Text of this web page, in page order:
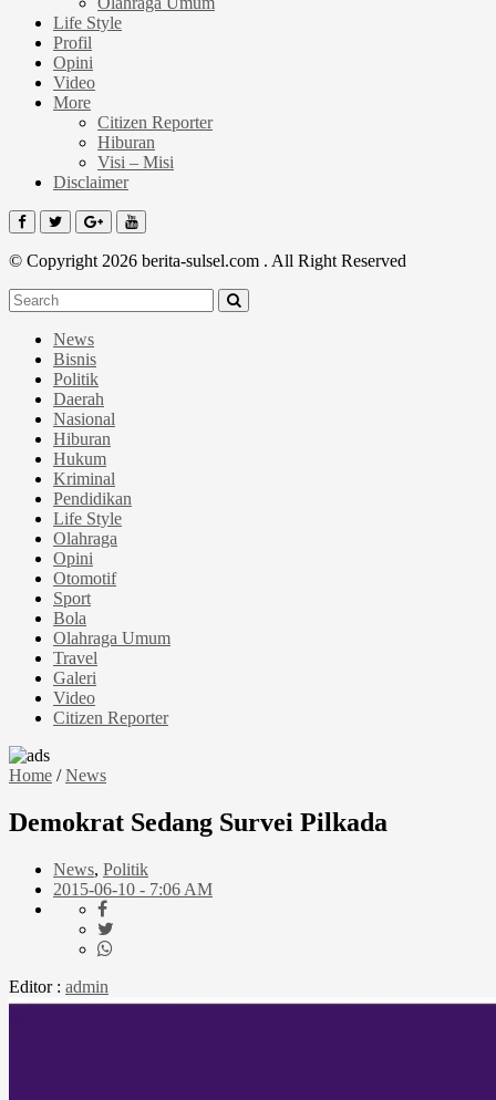
Life Style
Profil
Opini
Video
More
Citizen Reporter
Hiburan
Visi – Misi
Disclaimer
© Copyright 2026 berita-sulsel.com . All Right Reserved
News
Bisnis
Politik
Daerah
Nasional
Hiburan
Hukum
Kriminal
Pendidikan
Life Style
Olahraga
Opini
Otomotif
Sport
Bola
Olahraga Umum
Travel
Galeri
Video
Citizen Reporter
Home /News
Demokrat Sedang Survei Pilkada
News, Politik
2015-06-10 - 7:06 AM
Editor : admin